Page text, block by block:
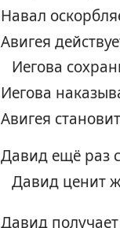
Навал
Авигея
Иегова
Иегова
Авигея
Давид ещё раз
Давид ценит
Давид